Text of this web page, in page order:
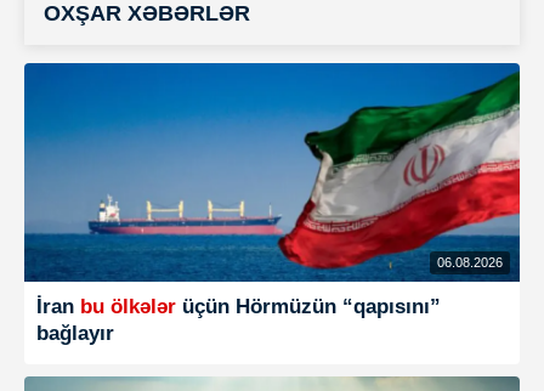
OXŞAR XƏBƏRLƏR
06.08.2026
İran bu ölkələr üçün Hörmüzün “qapısını”
bağlayır